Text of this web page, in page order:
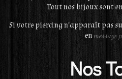
Tout nos bijoux sont
Si votre piercing n’apparaît pas
enmessage
Nos